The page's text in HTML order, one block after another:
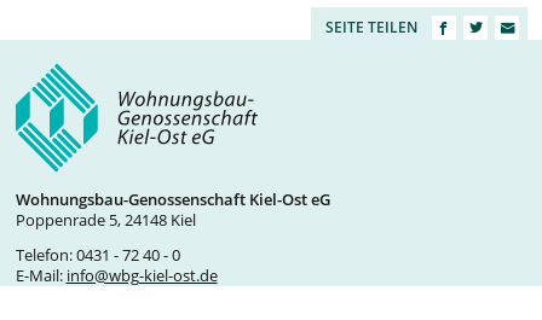
SEITE TEILEN
Wohnungsbau-Genossenschaft Kiel-Ost eG
Poppenrade 5, 24148 Kiel
Telefon:0431 - 72 40 - 0
E-Mail: info@wbg-kiel-ost.de